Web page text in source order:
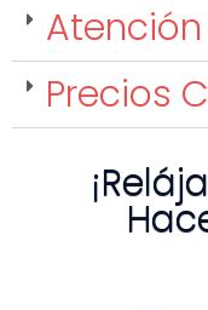
Precios